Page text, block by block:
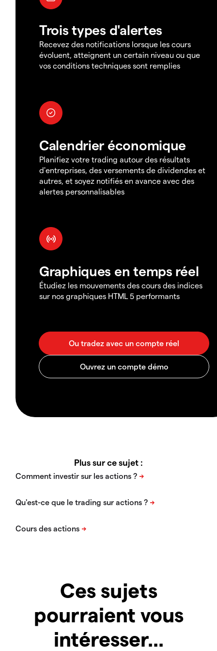
Trois types d'alertes
Recevez des notifications lorsque les cours
évoluent, atteignent un certain niveau ou que
vos conditions techniques sont remplies
Calendrier économique
Planifiez votre trading autour des résultats
d'entreprises, des versements de dividendes et
autres, et soyez notifiés en avance avec des
alertes personnalisables
Graphiques en temps réel
Étudiez les mouvements des cours des indices
sur nos graphiques HTML 5 performants
Plus sur ce sujet :
Ces sujets
pourraient vous
intéresser...